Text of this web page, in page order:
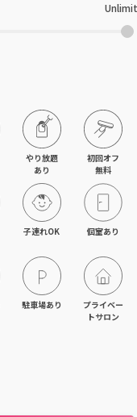
やり放題
あり
初回オフ
無料
子連れOK 個室あり
駐車場あり
プライベー
トサロン